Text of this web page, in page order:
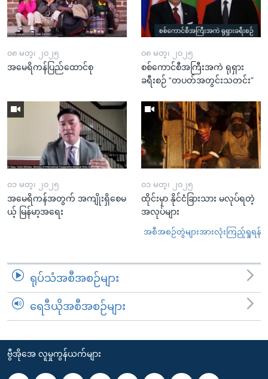
၀၈ မတ္၊ ၂၀၂၅
အမေရိကန်ပြည်ထောင်စု
၀၈ မတ္၊ ၂၀၂၅
စစ်ကောင်စီအကြီးအကဲ ရုရှား
ခရီးစဉ် “တပတ်အတွင်းသတင်း”
၀၁ မတ္၊ ၂၀၂၅
အမေရိကန်အတွက် အကျိုးရှိစေမ
ယ့် မြန်မာ့အရေး
၀၁ မတ္၊ ၂၀၂၅
ထိုင်းမှာ နိုင်ငံခြားသား မလုပ်ရတဲ့
အလုပ်များ
အစီအစဉ်တွဲများအားလုံးကြည့်ရှုရန်
ရုပ်သံအစီအစဉ်များ
ရေဒီယိုအစီအစဉ်များ
ဗွီအိုအေ လူမှုကွန်ယက်များ